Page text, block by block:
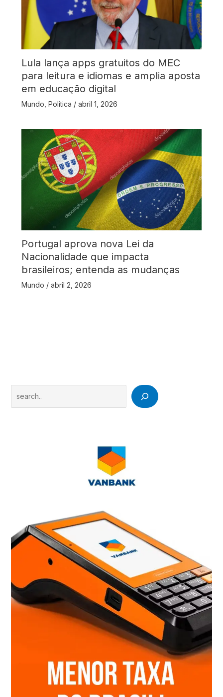
Lula lança apps gratuitos do MEC
para leitura e idiomas e amplia aposta
em educação digital
Mundo Politica / abril 1, 2026
Portugal aprova nova Lei da
Nacionalidade que impacta
brasileiros; entenda as mudanças
Mundo / abril 2, 2026